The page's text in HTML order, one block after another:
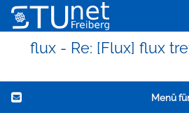
flux - Re: [Flux] flux
Menü